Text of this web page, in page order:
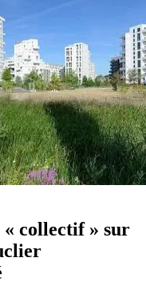
collectif » sur